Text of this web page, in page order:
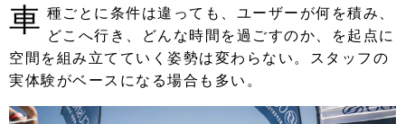
車 種ごとに条件は違っても、ユーザーが何を積み、
どこへ行き、どんな時間を過ごすのか、を起点に
空間を組み立てていく姿勢は変わらない。スタッフの
実体験がベースになる場合も多い。